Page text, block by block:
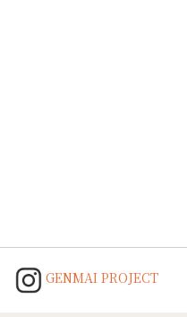
GENMAI PROJECT